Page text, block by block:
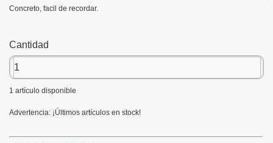
Concreto, facil de recordar.
Cantidad
1 artículo disponible
Advertencia: ¡Últimos artículos en stock!